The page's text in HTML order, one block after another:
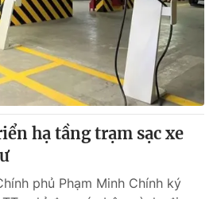
hạ tầng trạm sạc xe
phủ Phạm Minh Chính ký